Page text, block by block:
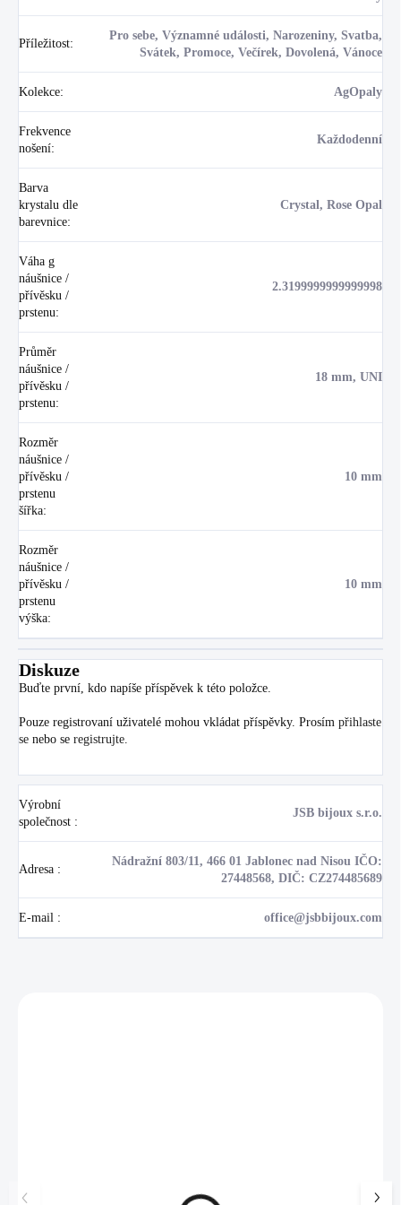
Příležitost:
Pro sebe, Významné události, Narozeniny, Svatba,
Svátek, Promoce, Večírek, Dovolená, Vánoce
Kolekce: AgOpaly
Frekvence
nošení:
Každodenní
Barva
krystalu dle
barevnice:
Crystal, Rose Opal
Váha g
náušnice /
přívěsku /
prstenu:
2.3199999999999998
Průměr
náušnice /
přívěsku /
prstenu:
18 mm, UNI
Rozměr
náušnice /
přívěsku /
prstenu
šířka:
10 mm
Rozměr
náušnice /
přívěsku /
prstenu
výška:
10 mm
Diskuze
Buďte první, kdo napíše příspěvek k této položce.
Pouze registrovaní uživatelé mohou vkládat příspěvky. Prosím přihlaste
se nebo se registrujte
Výrobní
společnost :
JSB bijoux s.r.o.
Adresa :
Nádražní 803/11, 466 01 Jablonec nad Nisou IČO:
27448568, DIČ: CZ274485689
E-mail : office@jsbbijoux.com